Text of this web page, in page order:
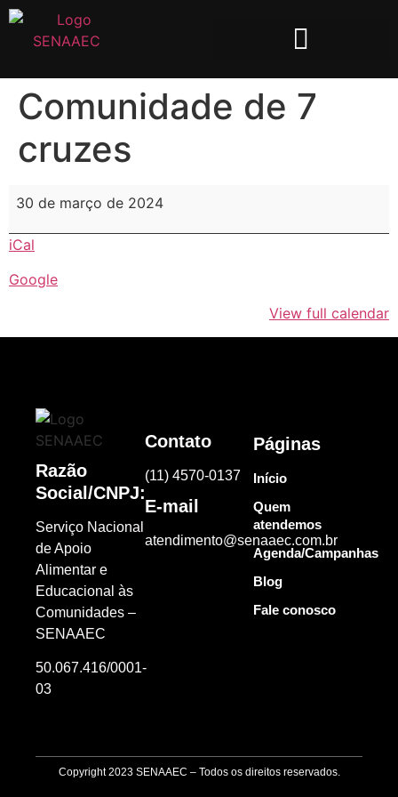
Comunidade de 7
cruzes
30 de março de 2024
iCal
Google
View full calendar
Razão
Social/CNPJ:
Serviço Nacional
de Apoio
Alimentar e
Educacional às
Comunidades –
SENAAEC
50.067.416/0001-
03
Contato
(11) 4570-0137
E-mail
atendimento@senaaec.com.br
Páginas
Início
Quem
atendemos
Agenda/Campanhas
Blog
Fale conosco
Copyright 2023 SENAAEC – Todos os direitos reservados.